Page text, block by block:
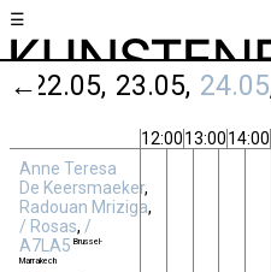
☰
←22.05 23.05 24.05
12:0013:0014:00
Anne Teresa
De Keersmaeker,
Radouan Mriziga,
/ Rosas, /
A7LA5 Brussel-
Marrakech